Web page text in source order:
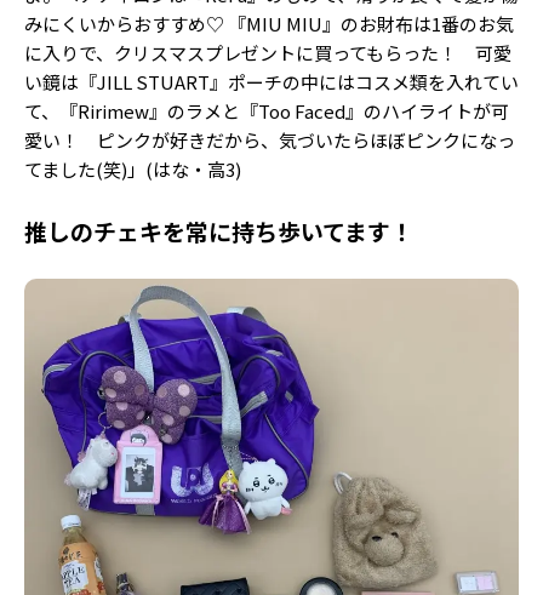
みにくいからおすすめ♡ 『MIU MIU』のお財布は1番のお気
に入りで、クリスマスプレゼントに買ってもらった！ 可愛
い鏡は『JILL STUART』ポーチの中にはコスメ類を入れてい
て、『Ririmew』のラメと『Too Faced』のハイライトが可
愛い！ ピンクが好きだから、気づいたらほぼピンクになっ
てました(笑)」(はな・高3)
推しのチェキを常に持ち歩いてます！